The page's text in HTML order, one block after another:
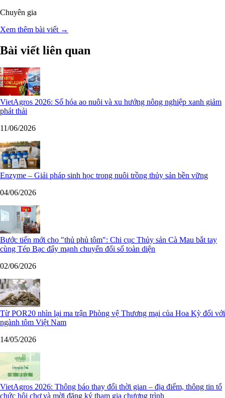
Chuyên gia
Xem thêm bài viết →
Bài viết liên quan
VietAgros 2026: Số hóa ao nuôi và xu hướng nông nghiệp xanh giảm
phát thải
11/06/2026
Enzyme – Giải pháp sinh học trong nuôi trồng thủy sản bền vững
04/06/2026
Bước tiến mới cho "thủ phủ tôm": Chi cục Thủy sản Cà Mau bắt tay
cùng Tép Bạc đẩy mạnh chuyển đổi số toàn diện
02/06/2026
Từ POR20 nhìn lại ma trận Phòng vệ Thương mại của Hoa Kỳ đối với
ngành tôm Việt Nam
14/05/2026
VietAgros 2026: Thông báo thay đổi thời gian – địa điểm, thông tin tổ
chức hội chợ và mời đăng ký tham gia chương trình